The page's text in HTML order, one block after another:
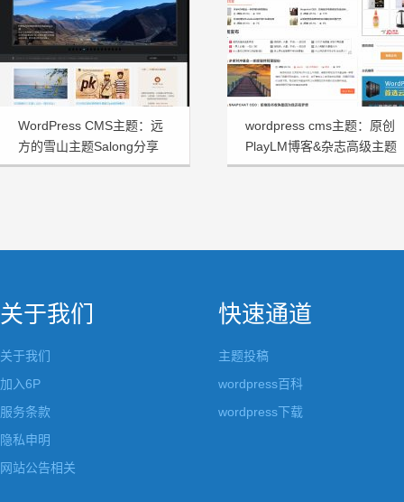
WordPress CMS主题：远
方的雪山主题Salong分享
wordpress cms主题：原创
PlayLM博客&杂志高级主题
关于我们
关于我们
加入6P
服务条款
隐私申明
网站公告相关
快速通道
主题投稿
wordpress百科
wordpress下载